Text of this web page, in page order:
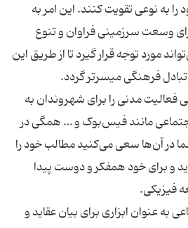
به نوعی تقویت کنند. این امر به
وسعت سرزمینی فراوان و تنوع
مورد توجه قرار گیرد تا از طریق این
فعالیت مدنی را برای شهروندان به
مانند فیس‌بوک و … همگی در
در آن‌ها سعی می‌کنید مطالب خود را
و برای خود همفکر و دوست پیدا
به عنوان ابزاری برای بیان عقاید و